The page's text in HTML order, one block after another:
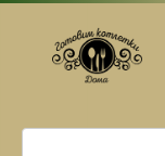
контенту